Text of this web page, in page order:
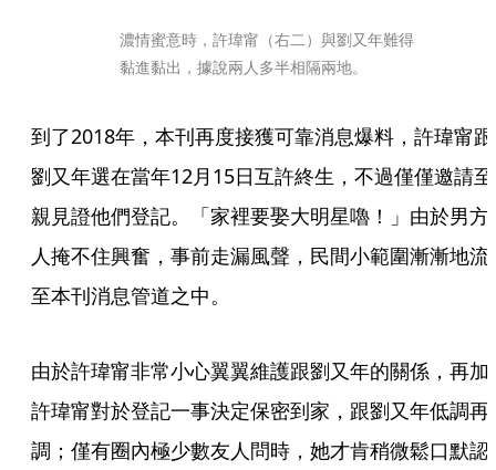
濃情蜜意時，許瑋甯（右二）與劉又年難得
黏進黏出，據說兩人多半相隔兩地。
到了2018年，本刊再度接獲可靠消息爆料，許瑋甯跟
劉又年選在當年12月15日互許終生，不過僅僅邀請至
親見證他們登記。「家裡要娶大明星嚕！」由於男方
人掩不住興奮，事前走漏風聲，民間小範圍漸漸地流
至本刊消息管道之中。
由於許瑋甯非常小心翼翼維護跟劉又年的關係，再加
許瑋甯對於登記一事決定保密到家，跟劉又年低調再
調；僅有圈內極少數友人問時，她才肯稍微鬆口默認